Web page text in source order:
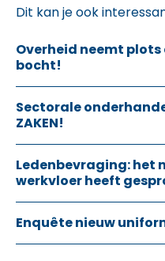
Dit kan je ook
Overheid neemt
bocht!
Sectorale
ZAKEN!
Ledenbevraging: het
werkvloer heeft
Enquête nieuw